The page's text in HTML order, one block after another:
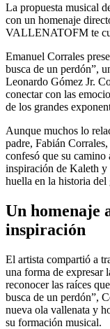
La propuesta musical
con un homenaje
VALLENATOFM te
Emanuel Corrales
busca de un perdón”,
Leonardo Gómez Jr.
conectar con las
de los grandes
Aunque muchos lo
padre, Fabián
confesó que su
inspiración de Kaleth y
huella en la historia del
Un homenaje
inspiración
El artista compartió a
una forma de expresar
reconocer las raíces
busca de un perdón”,
nueva ola vallenata y
su formación musical.